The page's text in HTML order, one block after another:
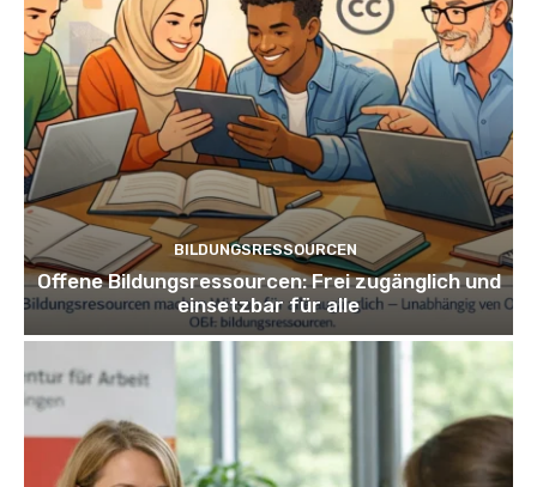
BILDUNGSRESSOURCEN
Offene Bildungsressourcen: Frei zugänglich und
einsetzbar für alle